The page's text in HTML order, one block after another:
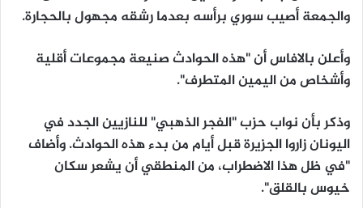
والجمعة أصيب سوري برأسه بعدما رشقه مجهول بالحجارة.
وأعلن بالافاس أن "هذه الحوادث صنيعة مجموعات أقلية
وأشخاص من اليمين المتطرف".
وذكر بأن نواب حزب "الفجر الذهبي" للنازيين الجدد في
اليونان زاروا الجزيرة قبل أيام من بدء هذه الحوادث. وأضاف
"في ظل هذا الاضطراب، من المنطقي أن يشعر سكان
خيوس بالقلق".